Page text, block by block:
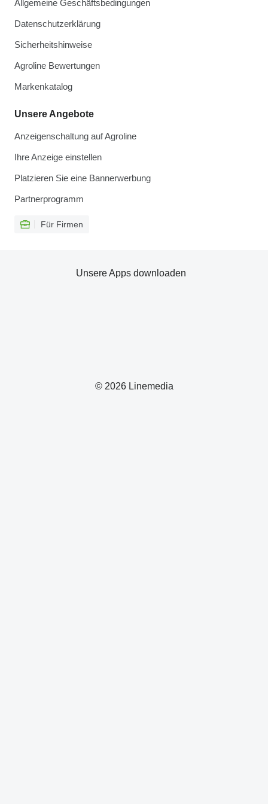
Allgemeine Geschäftsbedingungen
Datenschutzerklärung
Sicherheitshinweise
Agroline Bewertungen
Markenkatalog
Unsere Angebote
Anzeigenschaltung auf Agroline
Ihre Anzeige einstellen
Platzieren Sie eine Bannerwerbung
Partnerprogramm
Für Firmen
© 2026 Linemedia
Unsere Apps downloaden